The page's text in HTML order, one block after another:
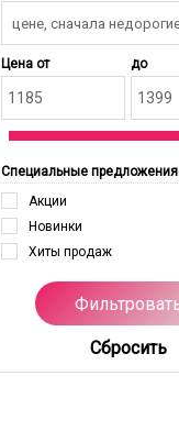
Цена от до
Специальные предложения
Акции
Новинки
Хиты продаж
Cбросить